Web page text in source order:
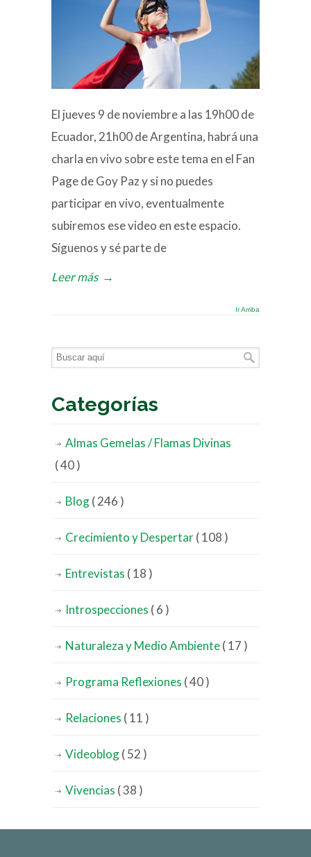
El jueves 9 de noviembre a las 19h00 de
Ecuador, 21h00 de Argentina, habrá una
charla en vivo sobre este tema en el Fan
Page de Goy Paz y si no puedes
participar en vivo, eventualmente
subiremos ese video en este espacio.
Síguenos y sé parte de
Leer más →
Ir Arriba
Categorías
Almas Gemelas / Flamas Divinas
( 40 )
Blog( 246 )
Crecimiento y Despertar( 108 )
Entrevistas ( 18 )
Introspecciones ( 6 )
Naturaleza y Medio Ambiente( 17 )
Programa Reflexiones ( 40 )
Relaciones ( 11 )
Videoblog( 52 )
Vivencias ( 38 )